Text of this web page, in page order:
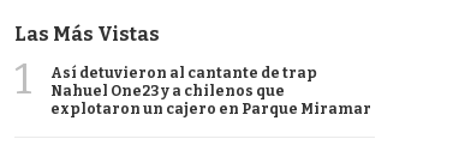
Las Más Vistas
1
Así detuvieron al cantante de trap
Nahuel One23 y a chilenos que
explotaron un cajero en Parque Miramar